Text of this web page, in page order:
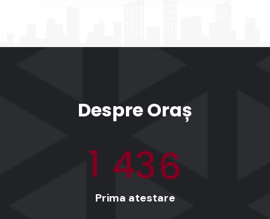
Despre Oraș
1 436
Prima atestare